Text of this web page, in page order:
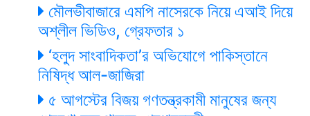
মৌলভীবাজারে এমপি নাসেরকে নিয়ে এআই দিয়ে
অশ্লীল ভিডিও, গ্রেফতার ১
‘হলুদ সাংবাদিকতা’র অভিযোগে পাকিস্তানে
নিষিদ্ধ আল-জাজিরা
৫ আগস্টের বিজয় গণতন্ত্রকামী মানুষের জন্য